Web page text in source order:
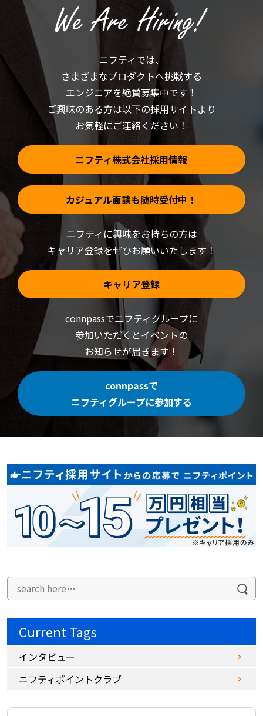
し
い
ウ
ィ
開
き
す)
い
ウ
ィ
ン
ま
す)
ニフティでは、
さまざまなプロダクトへ挑戦する
エンジニアを絶賛募集中です！
ご興味のある方は以下の採用サイトより
お気軽にご連絡ください！
ニフティ株式会社採用情報
カジュアル面談も随時受付中！
ニフティに興味をお持ちの方は
キャリア登録をぜひお願いいたします！
キャリア登録
connpassでニフティグループに
参加いただくとイベントの
お知らせが届きます！
connpassで
ニフティグループに参加する
Current Tags
インタビュー
ニフティポイントクラブ